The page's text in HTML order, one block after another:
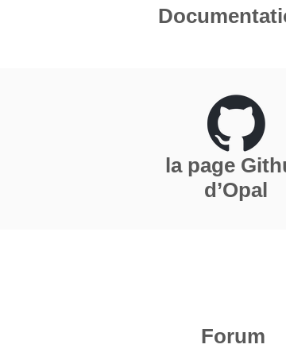
la page
d’Opal
Forum